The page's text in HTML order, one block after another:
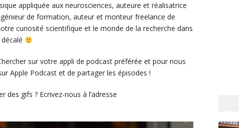
appliquée aux neurosciences, auteure et réalisatrice
de formation, auteur et monteur freelance de
curiosité scientifique et le monde de la recherche dans
sur votre appli de podcast préférée et pour nous
Apple Podcast et de partager les épisodes !
gifs ? Ecrivez-nous à l’adresse